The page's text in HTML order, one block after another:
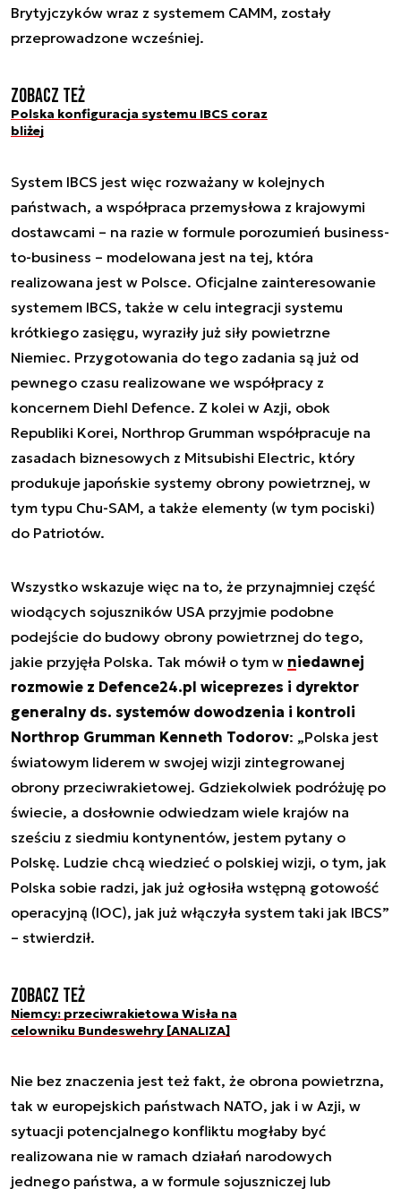
Brytyjczyków wraz z systemem CAMM, zostały
przeprowadzone wcześniej.
Zobacz też
Polska konfiguracja systemu IBCS coraz
bliżej
System IBCS jest więc rozważany w kolejnych
państwach, a współpraca przemysłowa z krajowymi
dostawcami – na razie w formule porozumień business-
to-business – modelowana jest na tej, która
realizowana jest w Polsce. Oficjalne zainteresowanie
systemem IBCS, także w celu integracji systemu
krótkiego zasięgu, wyraziły już siły powietrzne
Niemiec. Przygotowania do tego zadania są już od
pewnego czasu realizowane we współpracy z
koncernem Diehl Defence. Z kolei w Azji, obok
Republiki Korei, Northrop Grumman współpracuje na
zasadach biznesowych z Mitsubishi Electric, który
produkuje japońskie systemy obrony powietrznej, w
tym typu Chu-SAM, a także elementy (w tym pociski)
do Patriotów.
Wszystko wskazuje więc na to, że przynajmniej część
wiodących sojuszników USA przyjmie podobne
podejście do budowy obrony powietrznej do tego,
jakie przyjęła Polska. Tak mówił o tym w niedawnej
rozmowie z Defence24.pl wiceprezes i dyrektor
generalny ds. systemów dowodzenia i kontroli
Northrop Grumman Kenneth Todorov: „Polska jest
światowym liderem w swojej wizji zintegrowanej
obrony przeciwrakietowej. Gdziekolwiek podróżuję po
świecie, a dosłownie odwiedzam wiele krajów na
sześciu z siedmiu kontynentów, jestem pytany o
Polskę. Ludzie chcą wiedzieć o polskiej wizji, o tym, jak
Polska sobie radzi, jak już ogłosiła wstępną gotowość
operacyjną (IOC), jak już włączyła system taki jak IBCS”
– stwierdził.
Zobacz też
Niemcy: przeciwrakietowa Wisła na
celowniku Bundeswehry [ANALIZA]
Nie bez znaczenia jest też fakt, że obrona powietrzna,
tak w europejskich państwach NATO, jak i w Azji, w
sytuacji potencjalnego konfliktu mogłaby być
realizowana nie w ramach działań narodowych
jednego państwa, a w formule sojuszniczej lub